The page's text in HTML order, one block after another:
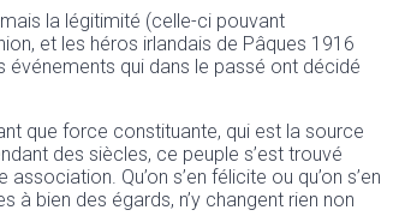
la légitimité (celle-ci pouvant
et les héros irlandais de Pâques 1916
événements qui dans le passé ont décidé
que force constituante, qui est la source
des siècles, ce peuple s’est trouvé
Qu’on s’en félicite ou qu’on s’en
bien des égards, n’y changent rien non